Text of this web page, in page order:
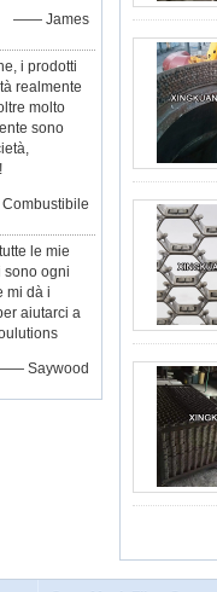
—— James
i prodotti
realmente
molto
sono
le mie
sono ogni
mi dà i
aiutarci a
Saywood